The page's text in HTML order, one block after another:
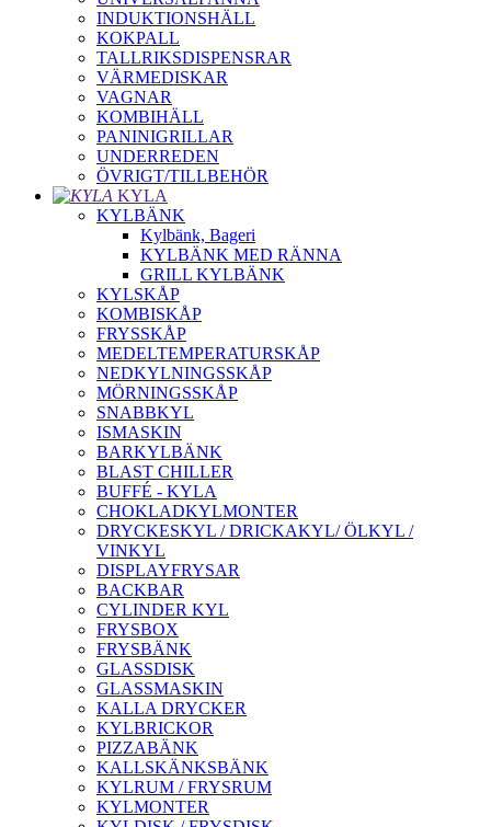
INDUKTIONSHÄLL
KOKPALL
TALLRIKSDISPENSRAR
VÄRMEDISKAR
VAGNAR
KOMBIHÄLL
PANINIGRILLAR
UNDERREDEN
ÖVRIGT/TILLBEHÖR
KYLA
KYLBÄNK
Kylbänk, Bageri
KYLBÄNK MED RÄNNA
GRILL KYLBÄNK
KYLSKÅP
KOMBISKÅP
FRYSSKÅP
MEDELTEMPERATURSKÅP
NEDKYLNINGSSKÅP
MÖRNINGSSKÅP
SNABBKYL
ISMASKIN
BARKYLBÄNK
BLAST CHILLER
BUFFÉ - KYLA
CHOKLADKYLMONTER
DRYCKESKYL / DRICKAKYL/ ÖLKYL /
VINKYL
DISPLAYFRYSAR
BACKBAR
CYLINDER KYL
FRYSBOX
FRYSBÄNK
GLASSDISK
GLASSMASKIN
KALLA DRYCKER
KYLBRICKOR
PIZZABÄNK
KALLSKÄNKSBÄNK
KYLRUM / FRYSRUM
KYLMONTER